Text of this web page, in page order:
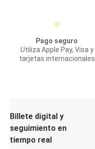
Pago seguro
Utiliza Apple Pay, Visa y
tarjetas internacionales
Billete digital y
seguimiento en
tiempo real